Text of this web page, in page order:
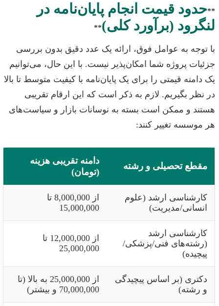
**حدود قیمت انجام پایان‌نامه در
لنگرود (برآورد کلی)**
با توجه به عوامل فوق، ارائه یک عدد دقیق بدون بررسی
جزئیات پروژه شما امکان‌پذیر نیست. با این حال، می‌توانیم
یک دامنه قیمتی را برای یک پایان‌نامه با کیفیت متوسط تا بالا
در نظر بگیریم. لازم به ذکر است که این ارقام تقریبی
هستند و ممکن است بسته به نوسانات بازار و سیاست‌های
هر موسسه تغییر کنند:
مقطع تحصیلی و رشته
دامنه تقریبی هزینه
(تومان)
کارشناسی ارشد (علوم
انسانی/مدیریت)
از 8,000,000 تا
15,000,000
کارشناسی ارشد
(رشته‌های فنی/پزشکی/
پیچیده)
از 12,000,000 تا
25,000,000
دکتری (بر اساس پیچیدگی
و رشته)
از 25,000,000 به بالا (تا
70,000,000 و بیشتر)